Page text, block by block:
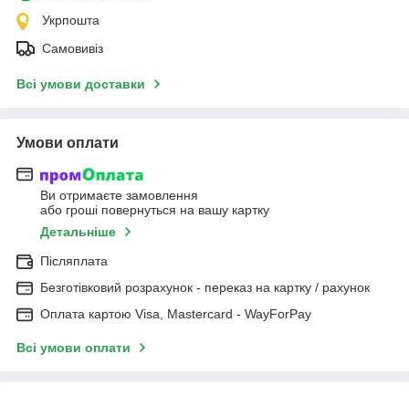
Укрпошта
Самовивіз
Всі умови доставки
Умови оплати
Ви отримаєте замовлення
або гроші повернуться на вашу картку
Детальніше
Післяплата
Безготівковий розрахунок - переказ на картку / рахунок
Оплата картою Visa, Mastercard - WayForPay
Всі умови оплати